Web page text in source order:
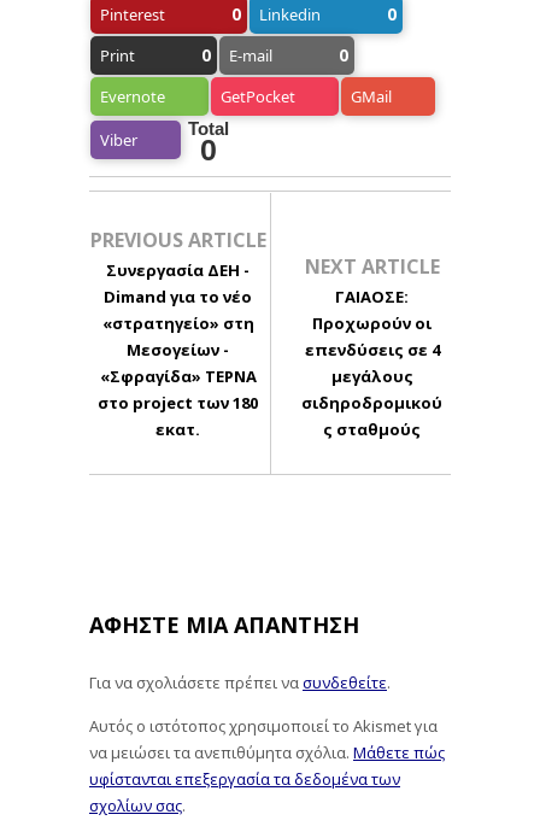
Pinterest
0 Linkedin 0
Print 0 E-mail 0
Evernote GetPocket GMail
Viber
Total
0
PREVIOUS ARTICLE
Συνεργασία ΔΕΗ -
Dimand για το νέο
«στρατηγείο» στη
Μεσογείων -
«Σφραγίδα» ΤΕΡΝΑ
στο project των 180
εκατ.
NEXT ARTICLE
ΓΑΙΑΟΣΕ:
Προχωρούν οι
επενδύσεις σε 4
μεγάλους
σιδηροδρομικού
ς σταθμούς
ΑΦΉΣΤΕ ΜΙΑ ΑΠΆΝΤΗΣΗ
Για να σχολιάσετε πρέπει νασυνδεθείτε.
Αυτός ο ιστότοπος χρησιμοποιεί το Akismet για
να μειώσει τα ανεπιθύμητα σχόλια. Μάθετε πώς
υφίστανται επεξεργασία τα δεδομένα των
σχολίων σας.